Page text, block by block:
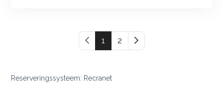
Vorige pagina
1 2 Volgende pagina
Reserveringssysteem: Recranet